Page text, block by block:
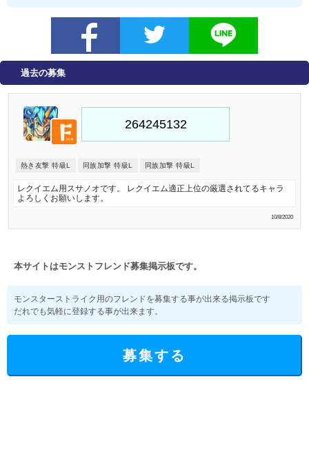
過去の募集
熱き友撃 特級L 同族加撃 特級L 同族加撃 特級L
レクイエム用スサノオです。 レクイエム適正上位の厳選されてるキャラ
よろしくお願いします。
10/8/2020
本サイトはモンストフレンド募集掲示板です。
モンスターストライク用のフレンドを募集する事が出来る掲示板です
だれでも気軽に登録する事が出来ます。
募集する